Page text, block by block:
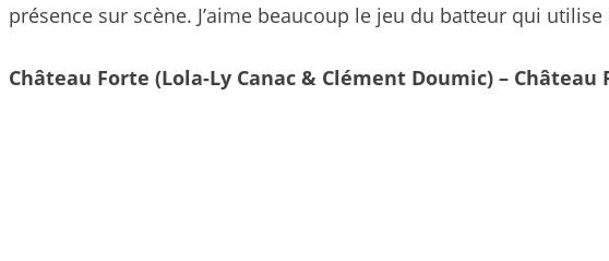
présence sur scène. J’aime beaucoup le jeu du batteur qui
Château Forte (Lola-Ly Canac & Clément Doumic) – Château